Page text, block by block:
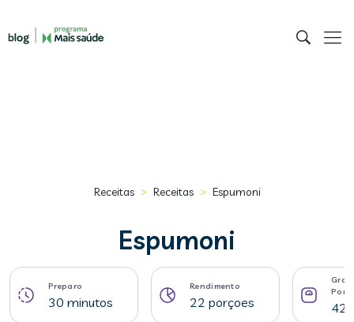
Receitas > Receitas > Espumoni
Espumoni
Preparo
30 minutos
Rendimento
22 porçoes 42